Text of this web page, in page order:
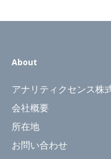
About
アナリティクセンス株
会社概要
所在地
お問い合わせ